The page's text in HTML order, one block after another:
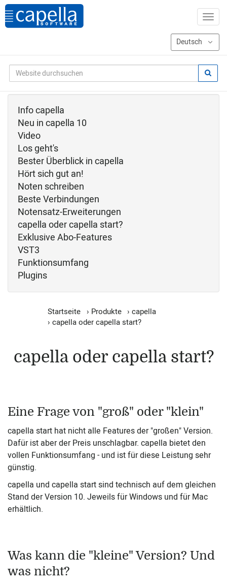
Info capella
Neu in capella 10
Video
Los geht's
Bester Überblick in capella
Hört sich gut an!
Noten schreiben
Beste Verbindungen
Notensatz-Erweiterungen
capella oder capella start?
Exklusive Abo-Features
VST3
Funktionsumfang
Plugins
Startseite › Produkte › capella
› capella oder capella start?
capella oder capella start?
Eine Frage von "groß" oder "klein"
capella start hat nicht alle Features der "großen" Version.
Dafür ist aber der Preis unschlagbar. capella bietet den
vollen Funktionsumfang - und ist für diese Leistung sehr
günstig.
capella und capella start sind technisch auf dem gleichen
Stand der Version 10. Jeweils für Windows und für Mac
erhältlich.
Was kann die "kleine" Version? Und
was nicht?